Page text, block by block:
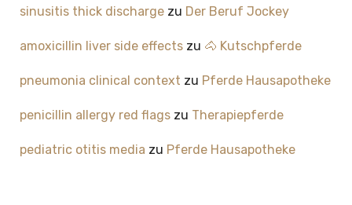
sinusitis thick dischargezu Der Beruf Jockey
amoxicillin liver side effectszu 🐴 Kutschpferde
pneumonia clinical context zu Pferde Hausapotheke
penicillin allergy red flagszu Therapiepferde
pediatric otitis media zu Pferde Hausapotheke